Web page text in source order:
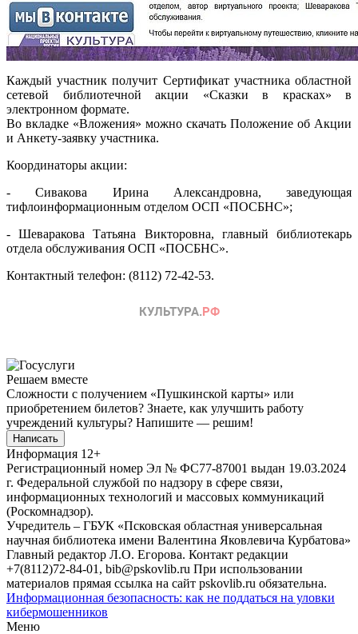
Каждый участник получит Сертификат участника областной
сетевой библиотечной акции «Сказки в красках» в
электронном формате.
Во вкладке «Вложения» можно скачать Положение об Акции
и Анкету-заявку участника.
Координаторы акции:
- Сивакова Ирина Александровна, заведующая
тифлоинформационным отделом ОСП «ПОСБНС»;
- Шеваракова Татьяна Викторовна, главный библиотекарь
отдела обслуживания ОСП «ПОСБНС».
Контактный телефон: (8112) 72-42-53.
Решаем вместе
Сложности с получением «Пушкинской карты» или
приобретением билетов? Знаете, как улучшить работу
учреждений культуры? Напишите — решим!
Написать
Информация 12+
Регистрационный номер Эл № ФС77-87001 выдан 19.03.2024
г. Федеральной службой по надзору в сфере связи,
информационных технологий и массовых коммуникаций
(Роскомнадзор).
Учредитель – ГБУК «Псковская областная универсальная
научная библиотека имени Валентина Яковлевича Курбатова»
Главный редактор Л.О. Егорова. Контакт редакции
+7(8112)72-84-01, bib@pskovlib.ru При использовании
материалов прямая ссылка на сайт pskovlib.ru обязательна.
Информационная безопасность: как не поддаться на уловки
кибермошенников
Меню